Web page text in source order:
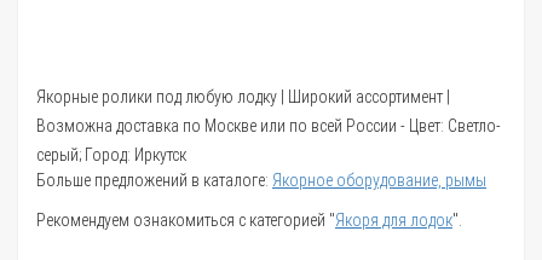
Якорные ролики под любую лодку | Широкий ассортимент |
Возможна доставка по Москве или по всей России - Цвет: Светло-
серый; Город: Иркутск
Больше предложений в каталоге: Якорное оборудование, рымы
Рекомендуем ознакомиться с категорией "Якоря для лодок".